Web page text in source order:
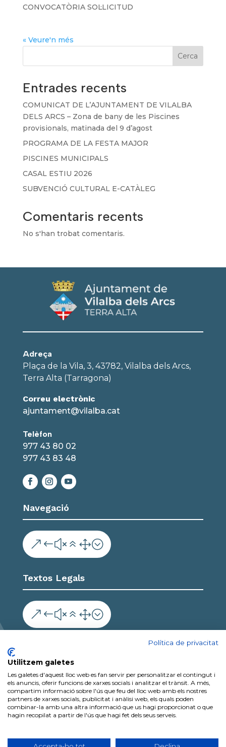
CONVOCATÒRIA SOL·LICITUD
« Veure'n més
Cerca
Entrades recents
COMUNICAT DE L’AJUNTAMENT DE VILALBA
DELS ARCS – Zona de bany de les Piscines
provisionals, matinada del 9 d’agost
PROGRAMA DE LA FESTA MAJOR
PISCINES MUNICIPALS
CASAL ESTIU 2026
SUBVENCIÓ CULTURAL E-CATÀLEG
Comentaris recents
No s'han trobat comentaris.
Adreça
Plaça de la Vila, 3, 43782, Vilalba dels Arcs,
Terra Alta (Tarragona)
Correu electrònic
ajuntament@vilalba.cat
Telèfon
977 43 80 02
977 43 83 48
Navegació
&#x61;
Textos Legals
&#x61;
| Protecció de dades personals | Política de
Política de privacitat
Utilitzem galetes
Les galetes d'aquest lloc web es fan servir per personalitzar el contingut i
els anuncis, oferir funcions de xarxes socials i analitzar el trànsit. A més,
compartim informació sobre l'ús que feu del lloc web amb els nostres
partners de xarxes socials, publicitat i anàlisi web, els quals poden
combinar-la amb una altra informació que us hagi proporcionat o que
hagin recopilat a partir de l'ús que hagi fet dels seus serveis.